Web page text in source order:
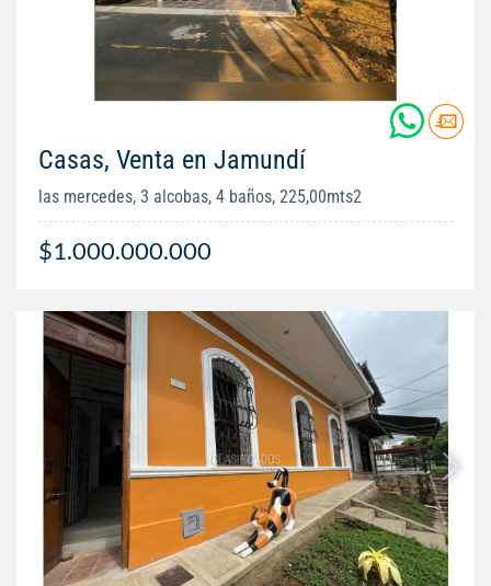
Casas, Venta en Jamundí
las mercedes, 3 alcobas, 4 baños, 225,00mts2
$1.000.000.000